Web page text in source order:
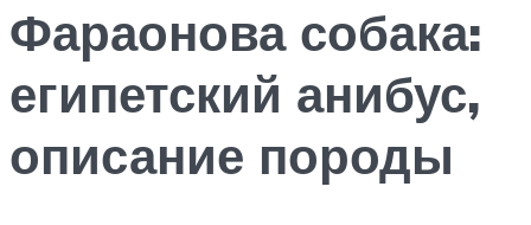
Фараонова собака:
египетский анибус,
описание породы